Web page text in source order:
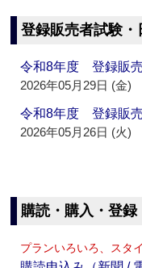
登録販売者試験・
令和8年度 登録販
2026年05月29日 (金)
令和8年度 登録販
2026年05月26日 (火)
購読・購入・登録
プランいろいろ、スタ